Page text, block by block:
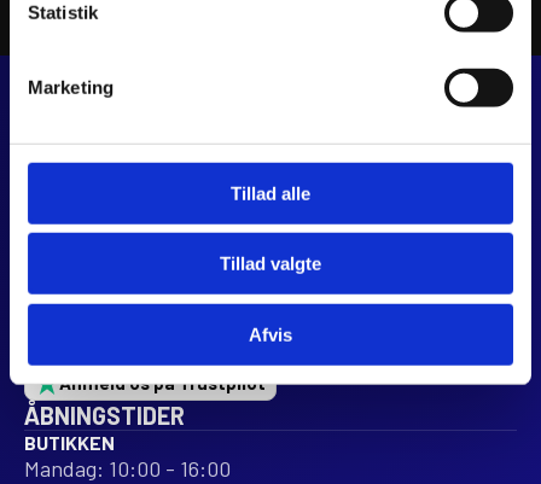
Statistik
Marketing
Tillad alle
Tillad valgte
Afvis
JJ MOTORCYKLER
Dalagervej 6C
CVR 44928280
webshop@jjmotorcykler.dk
Anmeld os på Trustpilot
ÅBNINGSTIDER
BUTIKKEN
Mandag: 10:00 - 16:00